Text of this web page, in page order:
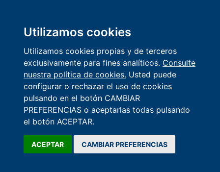
Utilizamos cookies
Utilizamos cookies propias y de terceros
exclusivamente para fines analíticos. Consulte
nuestra política de cookies. Usted puede
configurar o rechazar el uso de cookies
pulsando en el botón CAMBIAR
PREFERENCIAS o aceptarlas todas pulsando
el botón ACEPTAR.
ACEPTAR CAMBIAR PREFERENCIAS